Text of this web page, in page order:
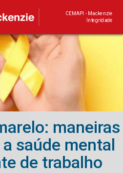
CEMAPI - Mackenzie
Integridade
maneiras
saúde mental
de trabalho